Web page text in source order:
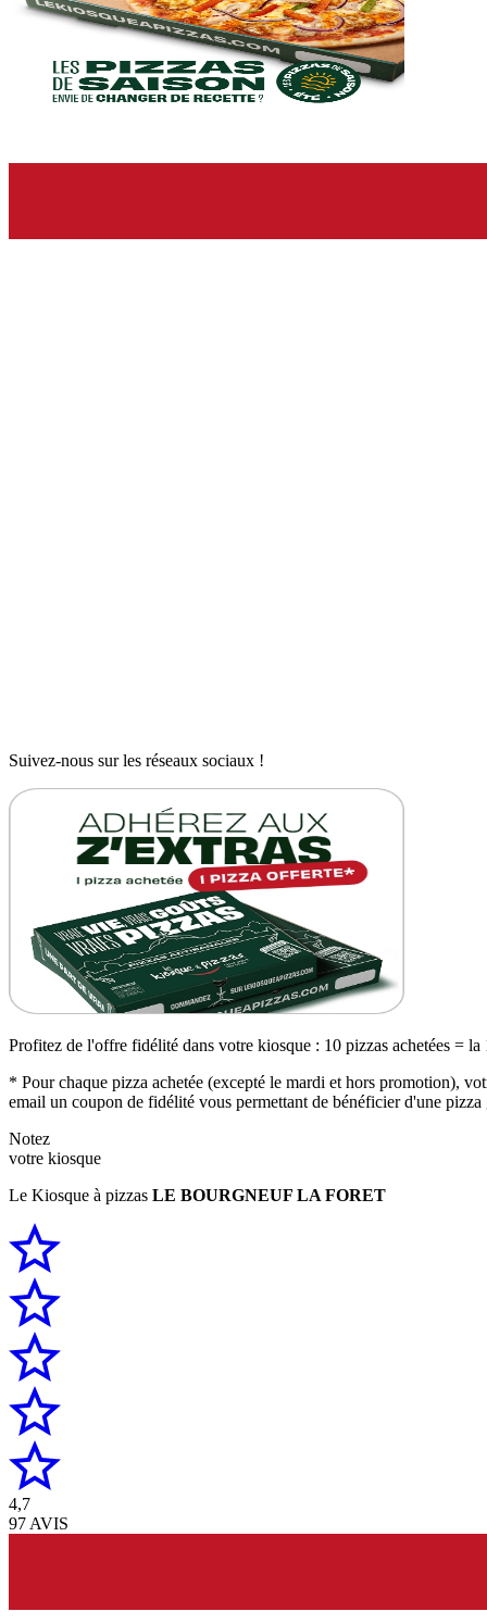
Suivez-nous sur les réseaux sociaux !
Profitez de l'offre fidélité dans votre kiosque : 10 pizzas achetées = la
* Pour chaque pizza achetée (excepté le mardi et hors promotion),
email un coupon de fidélité vous permettant de bénéficier d'une pizza
Notez
votre kiosque
Le Kiosque à pizzas LE BOURGNEUF LA FORET
4,7
97 AVIS